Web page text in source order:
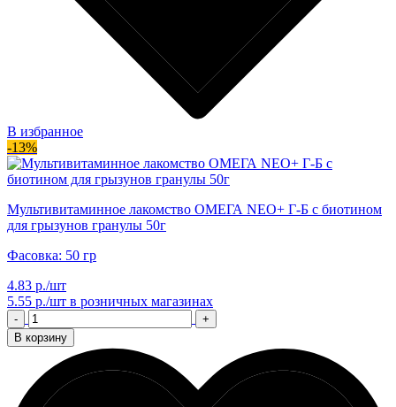
В избранное
-13%
Мультивитаминное лакомство ОМЕГА NEO+ Г-Б с биотином
для грызунов гранулы 50г
Фасовка: 50 гр
4.83 р./шт
5.55 р./шт в розничных магазинах
-
+
В корзину